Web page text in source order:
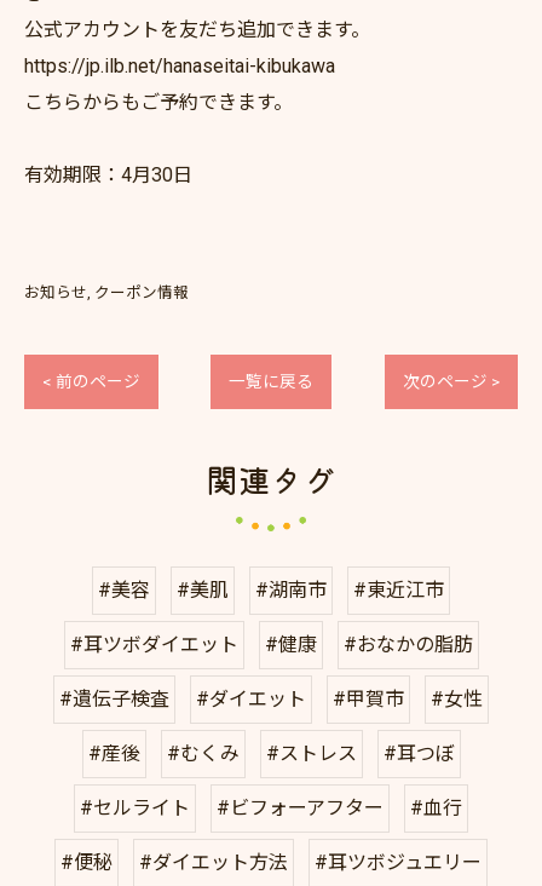
公式アカウントを友だち追加できます。
https://jp.ilb.net/hanaseitai-kibukawa
こちらからもご予約できます。
有効期限：4月30日
お知らせ クーポン情報
< 前のページ 一覧に戻る 次のページ >
関連タグ
#美容 #美肌 #湖南市 #東近江市
#耳ツボダイエット #健康 #おなかの脂肪
#遺伝子検査 #ダイエット #甲賀市 #女性
#産後 #むくみ #ストレス #耳つぼ
#セルライト #ビフォーアフター #血行
#便秘 #ダイエット方法 #耳ツボジュエリー